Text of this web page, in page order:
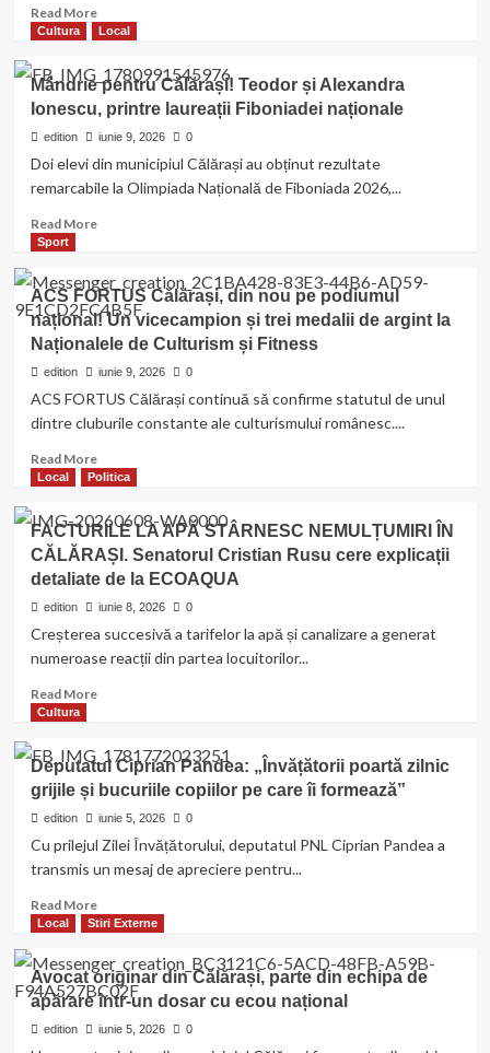
de
amploare
Săpunari
și
Read MoreRead
more
Investiție
de
peste
31
de
de
Încep
lucrările
de
modernizare
Hotelului
Perla
Cultura Local
Mândrie pentru Călărași! Teodor și Alexandra
Ionescu, printre laureații Fiboniadei naționale
edition iunie 9, 2026 0
Doi elevi din municipiul Călărași au obținut rezultate
remarcabile la Olimpiada Națională de Fiboniada 2026,...
Read MoreRead
Mândrie
pentru
Călărași!
Teodor
și
Ionescu,
printre
Fiboniadei
naționale
Sport
ACS FORTUS Călărași, din nou pe podiumul
național! Un vicecampion și trei medalii de argint la
Naționalele de Culturism și Fitness
edition iunie 9, 2026 0
ACS FORTUS Călărași continuă să confirme statutul de unul
dintre cluburile constante ale culturismului românesc....
Read MoreRead
more
ACS
FORTUS
Călărași,
din
nou
podiumul
național!
trei
medalii
de
Naționalele
de
și
Fitness
Local Politica
FACTURILE LA APĂ STÂRNESC NEMULȚUMIRI ÎN
CĂLĂRAȘI. Senatorul Cristian Rusu cere explicații
detaliate de la ECOAQUA
edition iunie 8, 2026 0
Creșterea succesivă a tarifelor la apă și canalizare a generat
numeroase reacții din partea locuitorilor...
Read MoreRead
FACTURILE
LA
APĂ
STÂRNESC
NEMULȚUMIRI
CĂLĂRAȘI.
Cristian
cere
explicații
detaliate
de
Cultura
Deputatul Ciprian Pandea: „Învățătorii poartă zilnic
grijile și bucuriile copiilor pe care îi formează”
edition iunie 5, 2026 0
Cu prilejul Zilei Învățătorului, deputatul PNL Ciprian Pandea a
transmis un mesaj de apreciere pentru...
Read MoreRead
more
Deputatul
Ciprian
Pandea:
„Învățătorii
poartă
Local Stiri Externe
Avocat originar din Călărași, parte din echipa de
apărare într-un dosar cu ecou național
edition iunie 5, 2026 0